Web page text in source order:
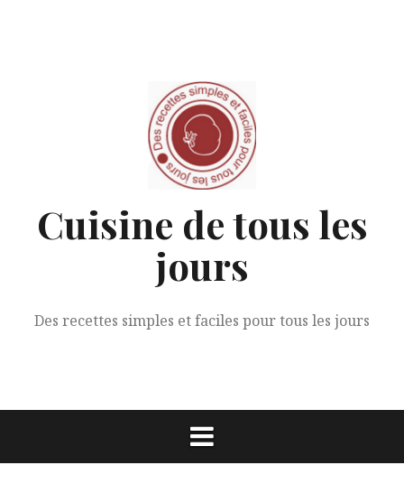
Cuisine de tous les
jours
Des recettes simples et faciles pour tous les jours